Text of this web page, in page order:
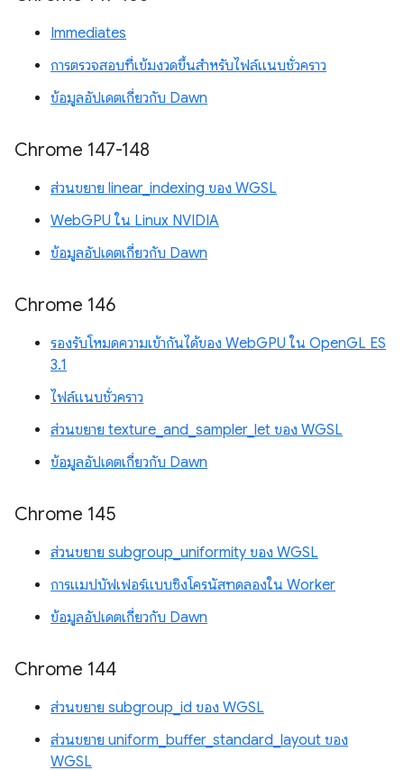
Immediates
การตรวจสอบที่เข้มงวดขึ้นสำหรับไฟล์แนบชั่วคราว
ข้อมูลอัปเดตเกี่ยวกับ Dawn
Chrome 147-148
ส่วนขยาย linear_indexing ของ WGSL
WebGPU ใน Linux NVIDIA
ข้อมูลอัปเดตเกี่ยวกับ Dawn
Chrome 146
รองรับโหมดความเข้ากันได้ของ WebGPU ใน OpenGL ES
3.1
ไฟล์แนบชั่วคราว
ส่วนขยาย texture_and_sampler_let ของ WGSL
ข้อมูลอัปเดตเกี่ยวกับ Dawn
Chrome 145
ส่วนขยาย subgroup_uniformity ของ WGSL
การแมปบัฟเฟอร์แบบซิงโครนัสทดลองใน Worker
ข้อมูลอัปเดตเกี่ยวกับ Dawn
Chrome 144
ส่วนขยาย subgroup_id ของ WGSL
ส่วนขยาย uniform_buffer_standard_layout ของ
WGSL